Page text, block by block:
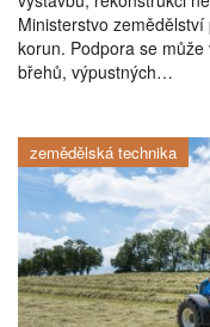
Ministerstvo
korun. Podpora se
břehů, výpustných…
zemědělská technika